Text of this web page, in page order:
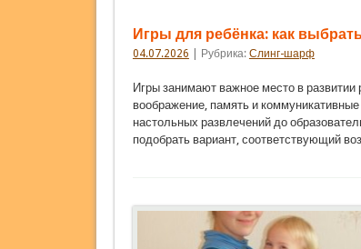
Игры для ребёнка: как
04.07.2026 | Рубрика: Слинг-шарф
Игры занимают важное место в
воображение, память и
настольных развлечений до
подобрать вариант,